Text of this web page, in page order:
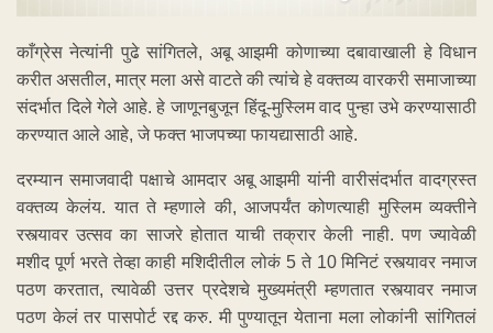
काँग्रेस नेत्यांनी पुढे सांगितले, अबू आझमी कोणाच्या दबावाखाली हे विधान
करीत असतील, मात्र मला असे वाटते की त्यांचे हे वक्तव्य वारकरी समाजाच्या
संदर्भात दिले गेले आहे. हे जाणूनबुजून हिंदू-मुस्लिम वाद पुन्हा उभे करण्यासाठी
करण्यात आले आहे, जे फक्त भाजपच्या फायद्यासाठी आहे.
दरम्यान समाजवादी पक्षाचे आमदार अबू आझमी यांनी वारीसंदर्भात वादग्रस्त
वक्तव्य केलंय. यात ते म्हणाले की, आजपर्यंत कोणत्याही मुस्लिम व्यक्तीने
रस्त्यावर उत्सव का साजरे होतात याची तक्रार केली नाही. पण ज्यावेळी
मशीद पूर्ण भरते तेव्हा काही मशिदीतील लोकं 5 ते 10 मिनिटं रस्त्यावर नमाज
पठण करतात, त्यावेळी उत्तर प्रदेशचे मुख्यमंत्री म्हणतात रस्त्यावर नमाज
पठण केलं तर पासपोर्ट रद्द करु. मी पुण्यातून येताना मला लोकांनी सांगितलं